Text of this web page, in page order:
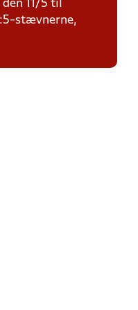
11/5 til
stævnerne,